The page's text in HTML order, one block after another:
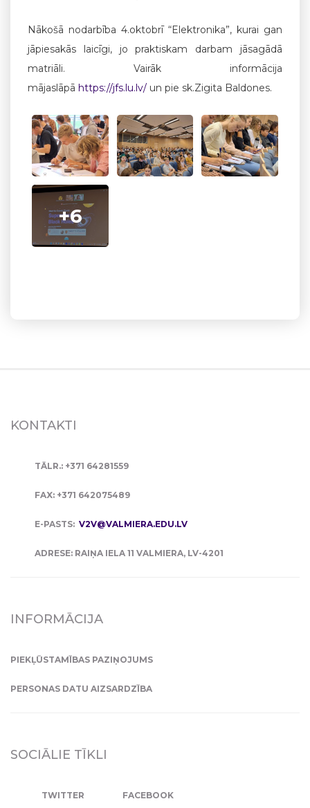
Nākošā nodarbība 4.oktobrī “Elektronika”, kurai gan
jāpiesakās laicīgi, jo praktiskam darbam jāsagādā
matriāli. Vairāk informācija
mājaslāpā https://jfs.lu.lv/ un pie sk.Zigita Baldones.
+6
KONTAKTI
TĀLR.: +371 64281559
FAX: +371 642075489
E-PASTS: V2V@VALMIERA.EDU.LV
ADRESE: RAIŅA IELA 11 VALMIERA, LV-4201
INFORMĀCIJA
PIEKĻŪSTAMĪBAS PAZIŅOJUMS
PERSONAS DATU AIZSARDZĪBA
SOCIĀLIE TĪKLI
TWITTER FACEBOOK